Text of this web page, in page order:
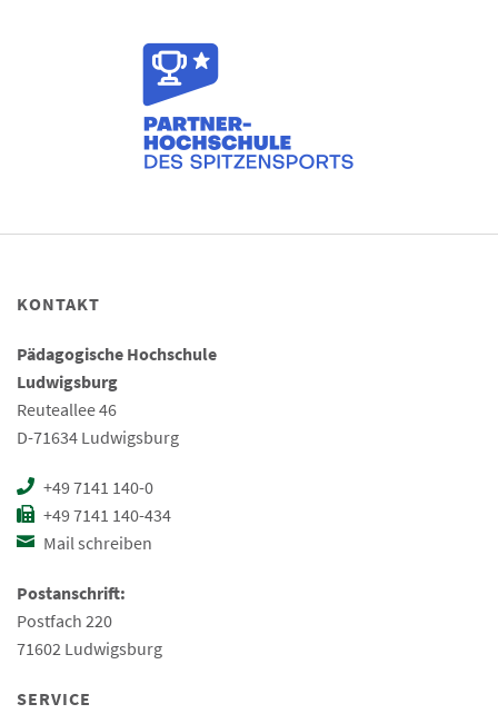
KONTAKT
Pädagogische Hochschule
Ludwigsburg
Reuteallee 46
D-71634 Ludwigsburg
+49 7141 140-0
+49 7141 140-434
Mail schreiben
Postanschrift:
Postfach 220
71602 Ludwigsburg
SERVICE